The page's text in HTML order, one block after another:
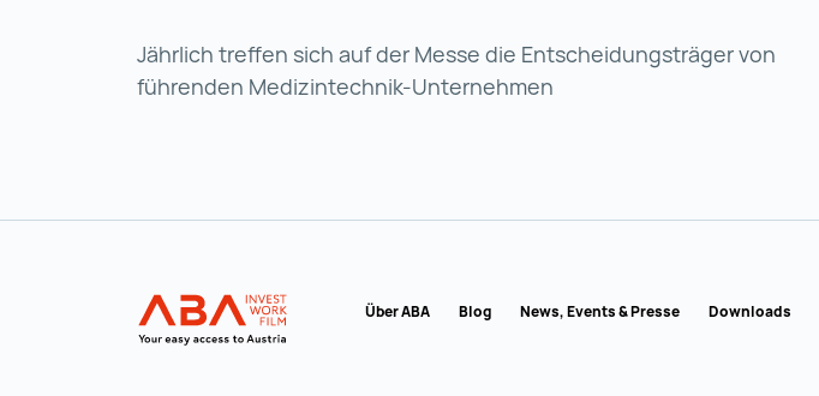
Jährlich treffen sich auf der Messe die Entscheidungsträger von
führenden Medizintechnik-Unternehmen
Startseite | INVEST in AUSTRIA
Über ABA Blog News, Events & Presse Downloads